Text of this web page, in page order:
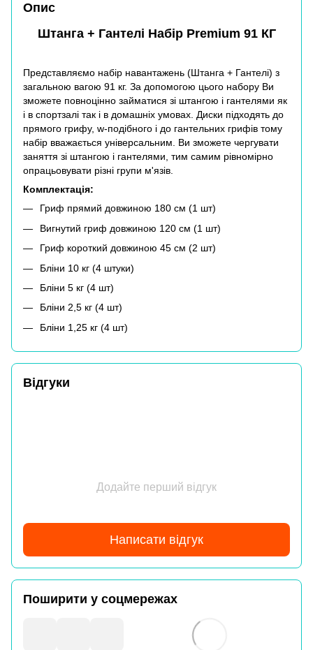
Опис
Штанга + Гантелі Набір Premium 91 КГ
Представляємо набір навантажень (Штанга + Гантелі) з
загальною вагою 91 кг. За допомогою цього набору Ви
зможете повноцінно займатися зі штангою і гантелями як
і в спортзалі так і в домашніх умовах. Диски підходять до
прямого грифу, w-подібного і до гантельних грифів тому
набір вважається універсальним. Ви зможете чергувати
заняття зі штангою і гантелями, тим самим рівномірно
опрацьовувати різні групи м'язів.
Комплектація:
Гриф прямий довжиною 180 см (1 шт)
Вигнутий гриф довжиною 120 см (1 шт)
Гриф короткий довжиною 45 см (2 шт)
Бліни 10 кг (4 штуки)
Бліни 5 кг (4 шт)
Бліни 2,5 кг (4 шт)
Бліни 1,25 кг (4 шт)
Відгуки
Додайте перший відгук
Написати відгук
Поширити у соцмережах